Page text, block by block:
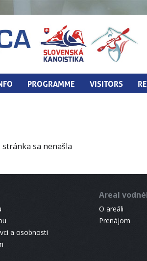
PROGRAMME VISITORS
stránka sa nenašla
a osobnosti
Areal
O areáli
Prenájom